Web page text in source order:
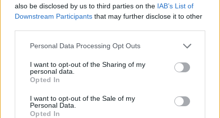
also be disclosed by us to third parties on the IAB’s List of
Downstream Participants that may further disclose it to other
Please note that this website/app uses one or more Google
not limited to your visit or usage behaviour. You may click to
grant or deny consent to Google and its third-party tags to
use your data for below specified purposes in below Google
consent section.
Personal Data Processing Opt Outs
I want to opt-out of the Sharing of my
personal data.
Opted In
I want to opt-out of the Sale of my
Personal Data.
Opted In
In conclusione, la collaborazione tra Henkel e SAP
concreti e misurabili, contribuendo a una maggiore
competitività e soddisfazione del cliente.